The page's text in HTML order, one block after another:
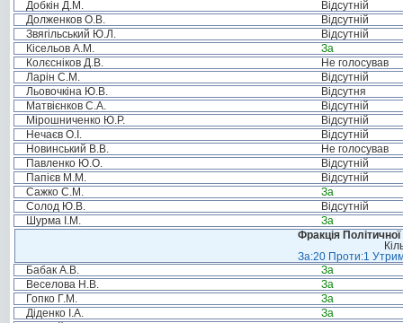
Добкін Д.М.
Відсутній
Долженков О.В.
Відсутній
Звягільський Ю.Л.
Відсутній
Кісельов А.М.
За
Колєсніков Д.В.
Не голосував
Ларін С.М.
Відсутній
Льовочкіна Ю.В.
Відсутня
Матвієнков С.А.
Відсутній
Мірошниченко Ю.Р.
Відсутній
Нечаєв О.І.
Відсутній
Новинський В.В.
Не голосував
Павленко Ю.О.
Відсутній
Папієв М.М.
Відсутній
Сажко С.М.
За
Солод Ю.В.
Відсутній
Шурма І.М.
За
Фракція
За:20 Проти:1
Бабак А.В.
За
Веселова Н.В.
За
Гопко Г.М.
За
Діденко І.А.
За